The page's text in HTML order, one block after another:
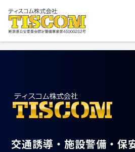
交通誘導、施設警備、保安警備はお任せ下さ
心安全を支えるプロフェッショナル集団です。
交通誘導・施設警備・保